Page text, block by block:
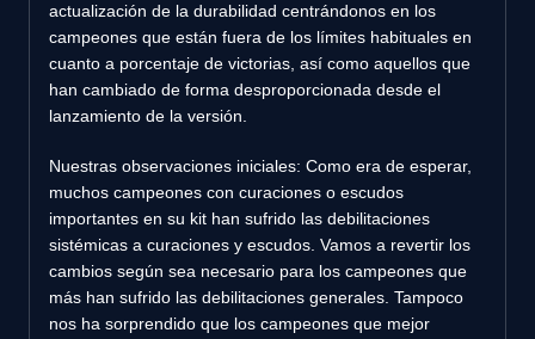
actualización de la durabilidad centrándonos en los
campeones que están fuera de los límites habituales en
cuanto a porcentaje de victorias, así como aquellos que
han cambiado de forma desproporcionada desde el
lanzamiento de la versión.
Nuestras observaciones iniciales: Como era de esperar,
muchos campeones con curaciones o escudos
importantes en su kit han sufrido las debilitaciones
sistémicas a curaciones y escudos. Vamos a revertir los
cambios según sea necesario para los campeones que
más han sufrido las debilitaciones generales. Tampoco
nos ha sorprendido que los campeones que mejor